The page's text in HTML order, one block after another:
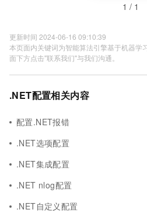
1 / 1
更新时间 2024-06-16 09:10:39
本页面内关键词为智能算法引擎基于机器学
面下方点击"联系我们"与我们沟通。
.NET配置相关内容
配置.NET报错
.NET选项配置
.NET集成配置
.NET nlog配置
.NET自定义配置